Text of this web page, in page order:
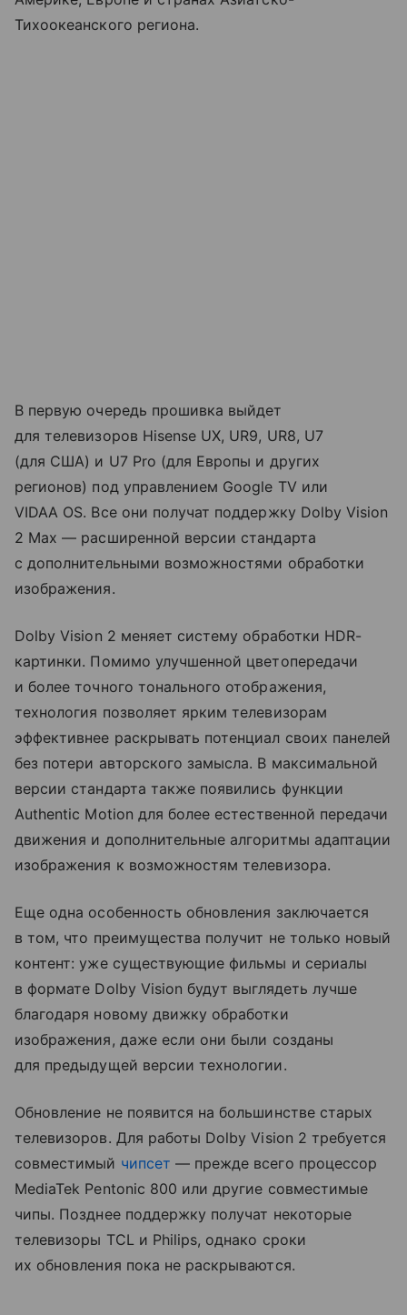
Тихоокеанского региона.
В первую очередь прошивка выйдет
для телевизоров Hisense UX, UR9, UR8, U7
(для США) и U7 Pro (для Европы и других
регионов) под управлением Google TV или
VIDAA OS. Все они получат поддержку Dolby Vision
2 Max — расширенной версии стандарта
с дополнительными возможностями обработки
изображения.
Dolby Vision 2 меняет систему обработки HDR-
картинки. Помимо улучшенной цветопередачи
и более точного тонального отображения,
технология позволяет ярким телевизорам
эффективнее раскрывать потенциал своих панелей
без потери авторского замысла. В максимальной
версии стандарта также появились функции
Authentic Motion для более естественной передачи
движения и дополнительные алгоритмы адаптации
изображения к возможностям телевизора.
Еще одна особенность обновления заключается
в том, что преимущества получит не только новый
контент: уже существующие фильмы и сериалы
в формате Dolby Vision будут выглядеть лучше
благодаря новому движку обработки
изображения, даже если они были созданы
для предыдущей версии технологии.
Обновление не появится на большинстве старых
телевизоров. Для работы Dolby Vision 2 требуется
совместимый чипсет — прежде всего процессор
MediaTek Pentonic 800 или другие совместимые
чипы. Позднее поддержку получат некоторые
телевизоры TCL и Philips, однако сроки
их обновления пока не раскрываются.